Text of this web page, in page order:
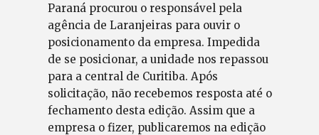
Paraná procurou o responsável pela
agência de Laranjeiras para ouvir o
posicionamento da empresa. Impedida
de se posicionar, a unidade nos repassou
para a central de Curitiba. Após
solicitação, não recebemos resposta até o
fechamento desta edição. Assim que a
empresa o fizer, publicaremos na edição